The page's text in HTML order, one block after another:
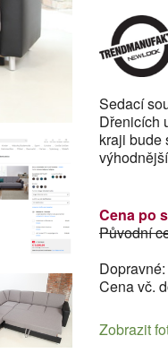
Sedací
Dřenicích
kraji bude
Cena po
Původní
Cena vč.
Zobrazit